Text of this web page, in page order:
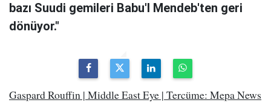
bazı Suudi gemileri Babu'l Mendeb'ten geri
dönüyor."
Gaspard Rouffin | Middle East Eye | Tercüme: Mepa News